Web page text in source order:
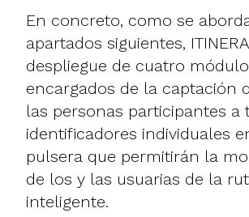
En concreto, como se
apartados siguientes,
despliegue de cuatro
encargados de la captación
las personas participantes a
identificadores individuales
pulsera que permitirán la
de los y las usuarias de la
inteligente.